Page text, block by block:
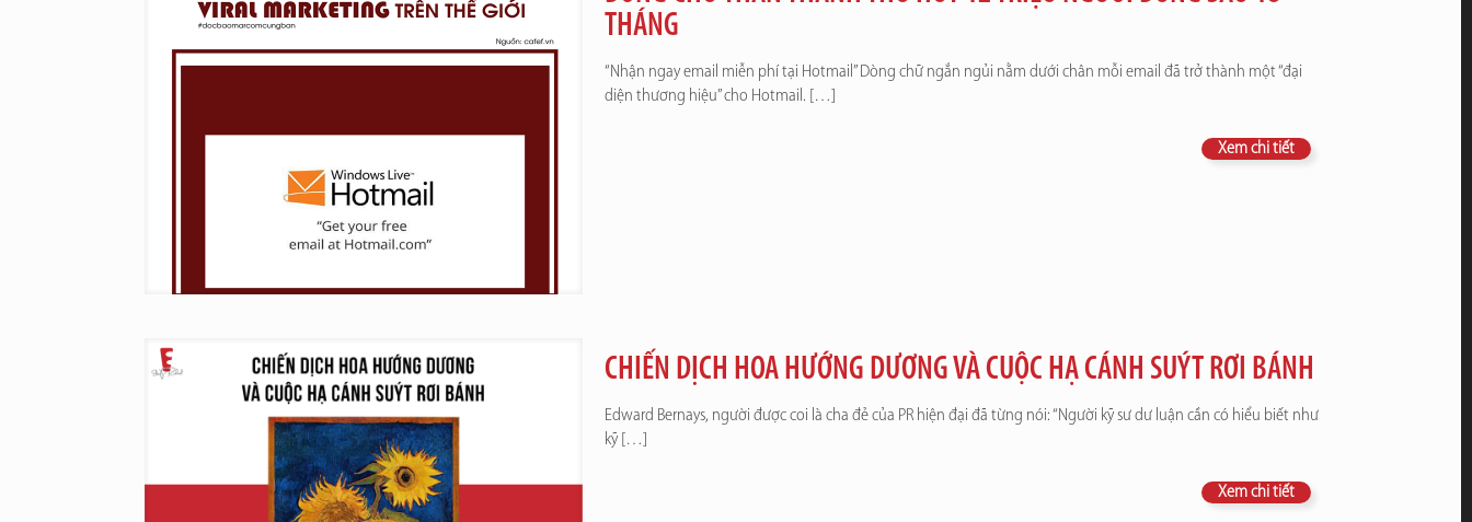
THÁNG
“Nhận ngay email miễn phí tại Hotmail” Dòng chữ ngắn ngủi nằm dưới chân mỗi email đã trở thành một “đại
diện thương hiệu” cho Hotmail. […]
Xem chi tiết
CHIẾN DỊCH HOA HƯỚNG DƯƠNG VÀ CUỘC HẠ CÁNH SUÝT RƠI BÁNH
Edward Bernays, người được coi là cha đẻ của PR hiện đại đã từng nói: “Người kỹ sư dư luận cần có hiểu biết như
kỹ[…]
Xem chi tiết